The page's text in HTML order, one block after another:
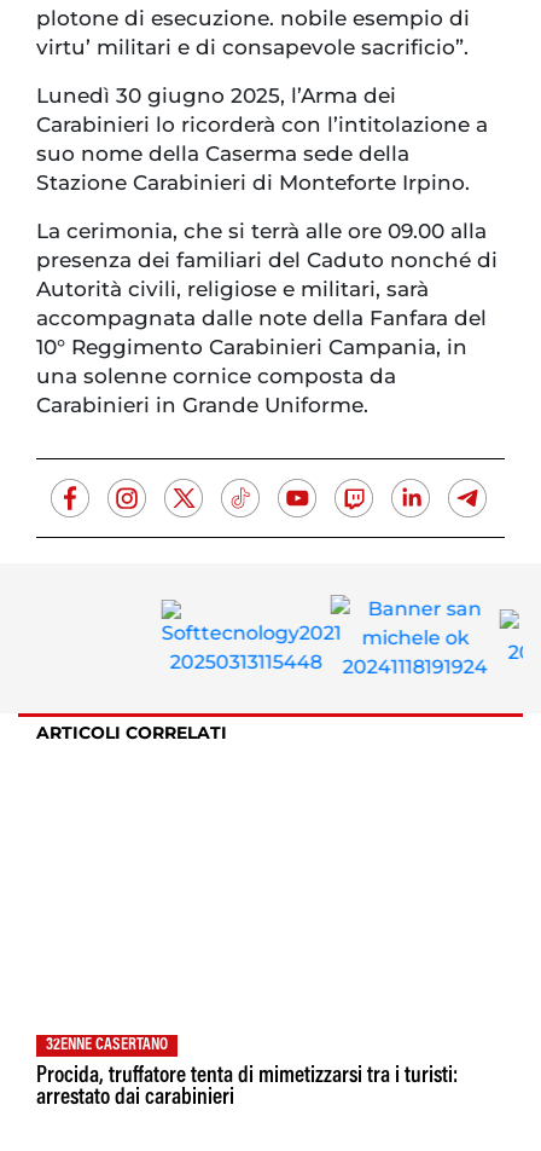
plotone di esecuzione. nobile esempio di
virtu’ militari e di consapevole sacrificio”.
Lunedì 30 giugno 2025, l’Arma dei
Carabinieri lo ricorderà con l’intitolazione a
suo nome della Caserma sede della
Stazione Carabinieri di Monteforte Irpino.
La cerimonia, che si terrà alle ore 09.00 alla
presenza dei familiari del Caduto nonché di
Autorità civili, religiose e militari, sarà
accompagnata dalle note della Fanfara del
10° Reggimento Carabinieri Campania, in
una solenne cornice composta da
Carabinieri in Grande Uniforme.
ARTICOLI CORRELATI
32ENNE CASERTANO
Procida, truffatore tenta di mimetizzarsi tra i turisti:
arrestato dai carabinieri